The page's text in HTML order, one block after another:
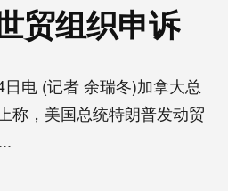
贸组织申诉
电 (记者 余瑞冬)加拿大总
称，美国总统特朗普发动贸